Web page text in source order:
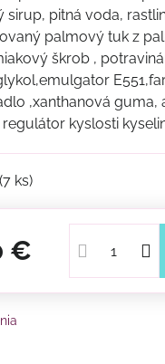
sirup, pitná voda,
palmový tuk z
škrob ,
,xanthanová guma,
regulátor kyslosti
(7 ks)
€